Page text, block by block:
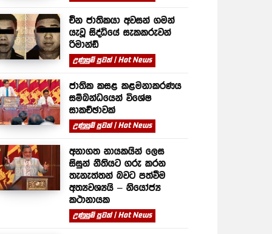
චීන ජාතිකයා අවසන් ගමන්
යැවූ සිද්ධියේ සැකකරුවන්
රිමාන්ඩ්
උණුසුම් පුවත් | Hot News
ජාතික කසළ කළමනාකරණය
සම්බන්ධයෙන් විශේෂ
සාකච්ඡාවක්
උණුසුම් පුවත් | Hot News
අනාගත නායකයින් ලෙස
සිසුන් නීතියට ගරු කරන
තැනැත්තන් බවට පත්වීම
අත්‍යවශ්‍යයි – නියෝජ්‍ය
කථානායක
උණුසුම් පුවත් | Hot News